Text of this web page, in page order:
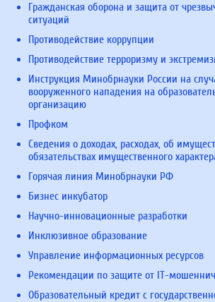
Гражданская оборона и защита от
ситуаций
Противодействие коррупции
Противодействие терроризму и
Инструкция Минобрнауки России на
вооруженного нападения на
организацию
Профком
Сведения о доходах, расходах, об
обязательствах имущественного
Горячая линия Минобрнауки РФ
Бизнес инкубатор
Научно-инновационные разработки
Инклюзивное образование
Управление информационных ресурсов
Рекомендации по защите от IT-
Образовательный кредит с